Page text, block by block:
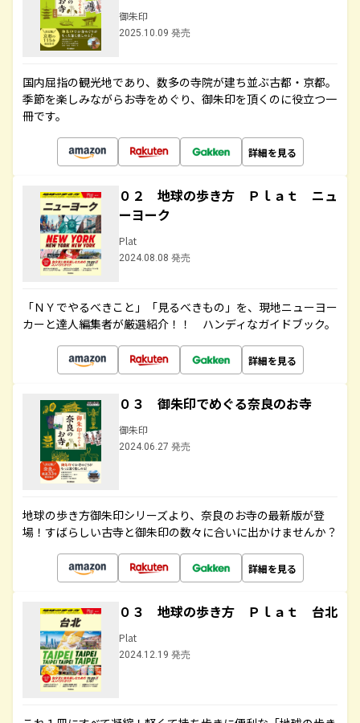
御朱印
2025.10.09 発売
国内屈指の観光地であり、数多の寺院が建ち並ぶ古都・京都。
季節を楽しみながらお寺をめぐり、御朱印を頂くのに役立つ一
冊です。
詳細を見る
０２ 地球の歩き方 Ｐｌａｔ ニュ
ーヨーク
Plat
2024.08.08 発売
「ＮＹでやるべきこと」「見るべきもの」を、現地ニューヨー
カーと達人編集者が厳選紹介！！ ハンディなガイドブック。
詳細を見る
０３ 御朱印でめぐる奈良のお寺
御朱印
2024.06.27 発売
地球の歩き方御朱印シリーズより、奈良のお寺の最新版が登
場！すばらしい古寺と御朱印の数々に合いに出かけませんか？
詳細を見る
０３ 地球の歩き方 Ｐｌａｔ 台北
Plat
2024.12.19 発売